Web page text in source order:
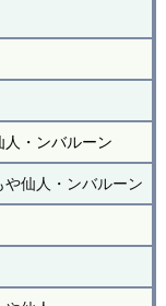
・ンバルーン
仙人・ンバルーン